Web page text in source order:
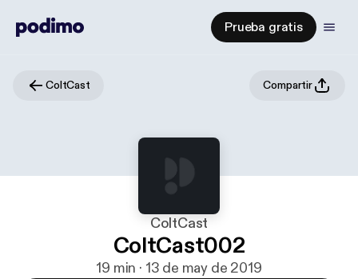
Prueba gratis
ColtCast Compartir
ColtCast
ColtCast002
19 min · 13 de may de 2019